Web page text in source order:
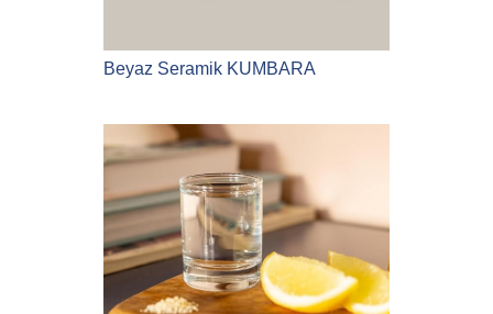
Beyaz Seramik KUMBARA